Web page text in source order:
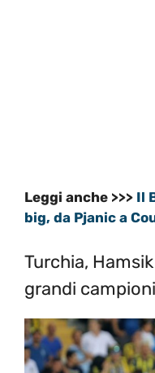
Leggi anche >>> Il
big, da Pjanic a
Turchia,
grandi